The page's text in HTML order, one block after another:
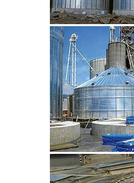
CLIQUEZ POUR
CLIQUEZ POUR